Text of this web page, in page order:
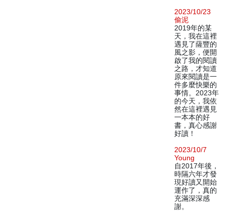
2023/10/23
偷泥
2019年的某
天，我在這裡
遇見了薩豐的
風之影，便開
啟了我的閱讀
之路，才知道
原來閱讀是一
件多麼快樂的
事情。2023年
的今天，我依
然在這裡遇見
一本本的好
書，真心感謝
好讀！
2023/10/7
Young
自2017年後，
時隔六年才發
現好讀又開始
運作了，真的
充滿深深感
謝。